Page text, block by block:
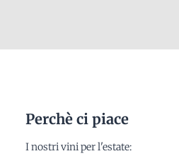
Perchè ci piace
I nostri vini per l'estate: